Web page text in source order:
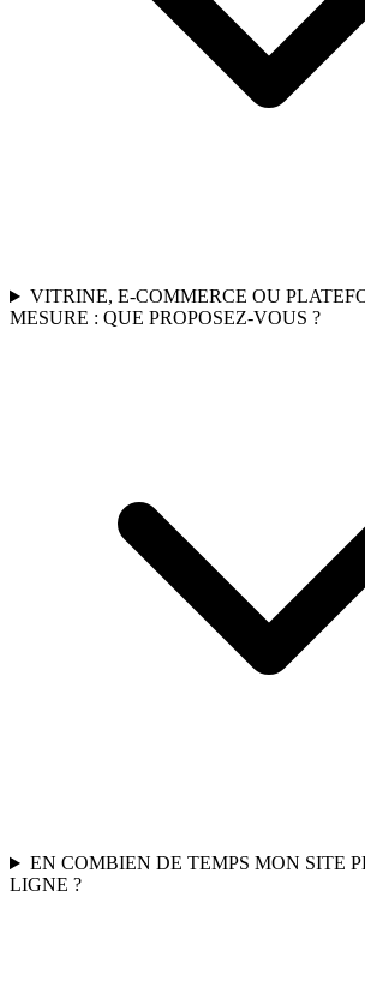
VITRINE, E-COMMERCE OU
MESURE : QUE PROPOSEZ-VOUS ?
EN COMBIEN DE TEMPS MON SITE
LIGNE ?